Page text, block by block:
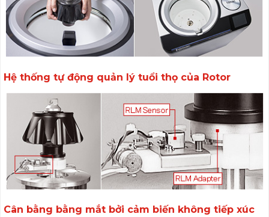
Hệ thống tự động quản lý tuổi thọ của Rotor
Cân bằng bằng mắt bởi cảm biến không tiếp xúc